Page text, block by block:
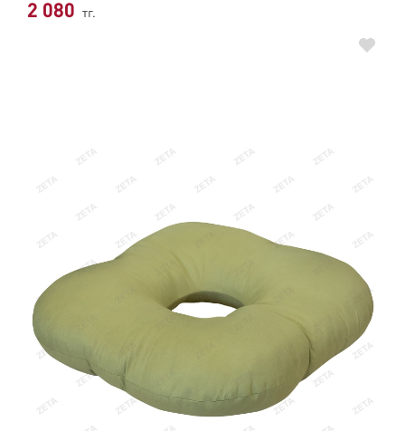
2 080 тг.